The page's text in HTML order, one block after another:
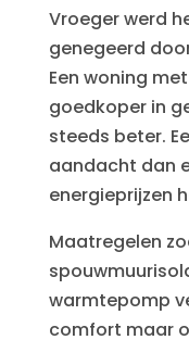
Vroeger werd
genegeerd
Een woning
goedkoper in
steeds beter.
aandacht dan
energieprijzen
Maatregelen
warmtepomp
comfort maar